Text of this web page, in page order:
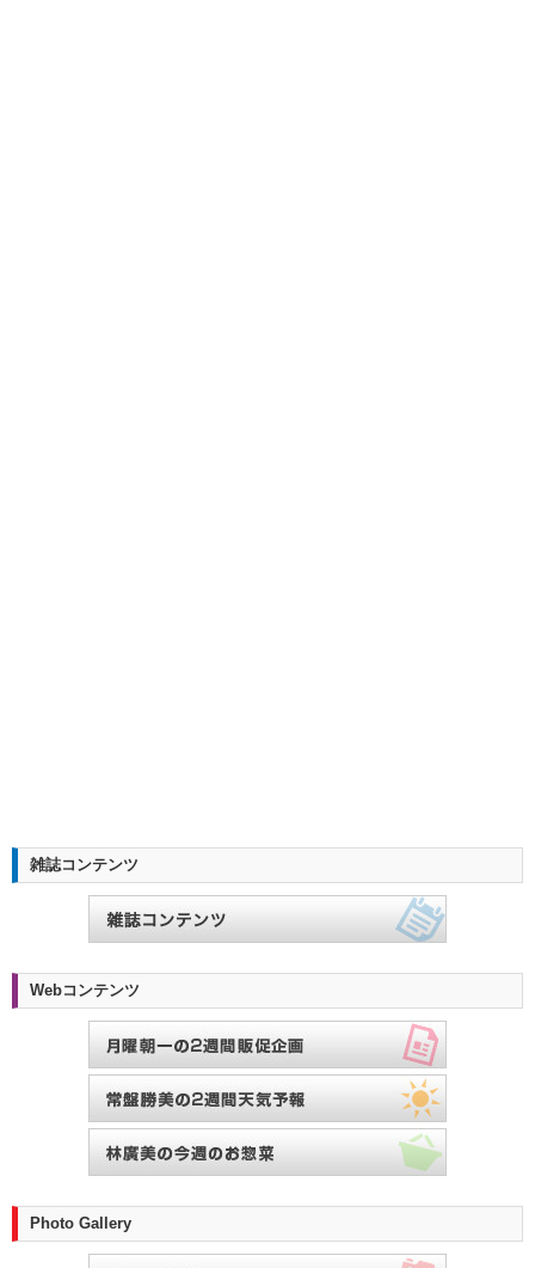
雑誌コンテンツ
Webコンテンツ
Photo Gallery